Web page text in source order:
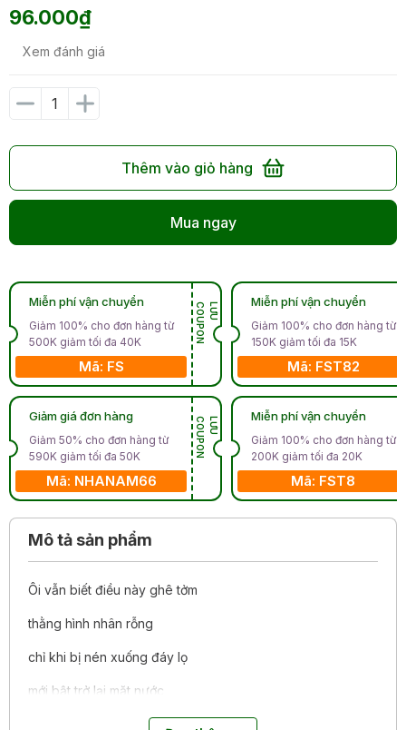
96.000₫
Xem đánh giá
Thêm vào giỏ hàng
Mua ngay
Miễn phí vận chuyển
Giảm 100% cho đơn hàng từ
500K giảm tối đa 40K
Mã: FS
L
Ư
U
C
O
U
P
O
N
Giảm giá đơn hàng
Giảm 50% cho đơn hàng từ
590K giảm tối đa 50K
Mã: NHANAM66
L
Ư
U
C
O
U
P
O
N
Miễn phí vận chuyển
Giảm 100% cho đơn hàng từ
150K giảm tối đa 15K
Mã: FST82
Miễn phí vận chuyển
Giảm 100% cho đơn hàng từ
200K giảm tối đa 20K
Mã: FST8
Mô tả sản phẩm
Ôi vẫn biết điều này ghê tởm
thằng hình nhân rỗng
chỉ khi bị nén xuống đáy lọ
mới bật trở lại mặt nước